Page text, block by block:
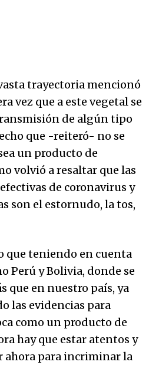
trayectoria mencionó
vez que a este vegetal se
de algún tipo
que -reiteró- no se
un producto de
volvió a resaltar que las
de coronavirus y
son el estornudo, la tos,
que teniendo en cuenta
Perú y Bolivia, donde se
que en nuestro país, ya
las evidencias para
como un producto de
hay que estar atentos y
ahora para incriminar la